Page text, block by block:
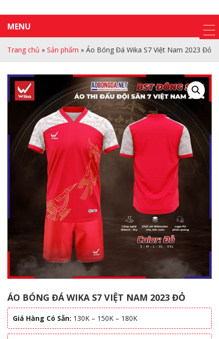
MENU
Trang chủ » Sản phẩm » Áo Bóng Đá Wika S7 Việt Nam 2023 Đỏ
ÁO BÓNG ĐÁ WIKA S7 VIỆT NAM 2023 ĐỎ
Giá Hàng Có Sẵn: 130K – 150K – 180K